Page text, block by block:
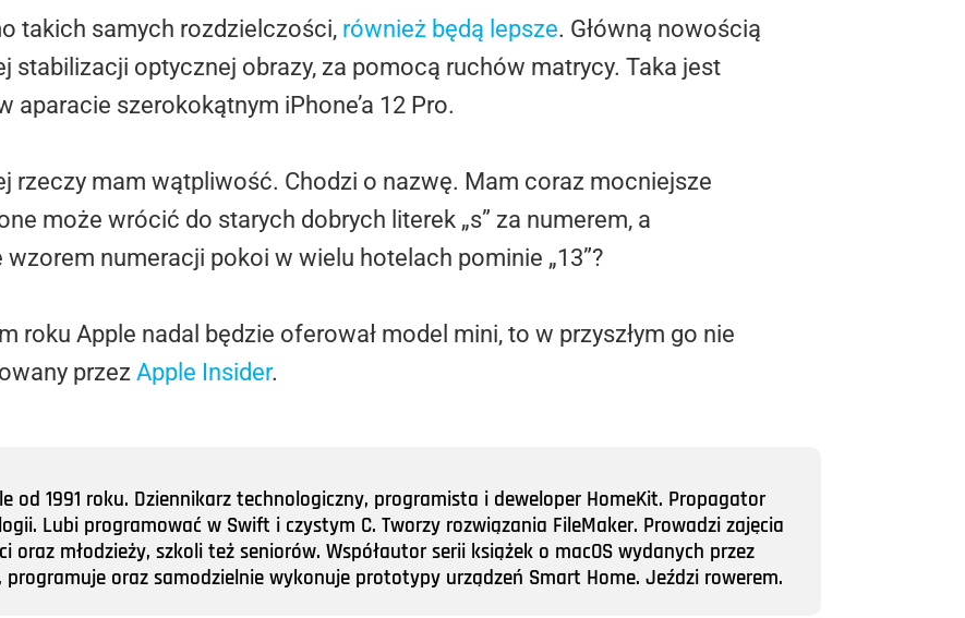
takich samych rozdzielczości, również będą lepsze. Główną nowością
stabilizacji optycznej obrazy, za pomocą ruchów matrycy. Taka jest
aparacie szerokokątnym iPhone’a 12 Pro.
rzeczy mam wątpliwość. Chodzi o nazwę. Mam coraz mocniejsze
może wrócić do starych dobrych literek „s” za numerem, a
wzorem numeracji pokoi w wielu hotelach pominie „13”?
roku Apple nadal będzie oferował model mini, to w przyszłym go nie
przezApple Insider.
od 1991 roku. Dziennikarz technologiczny, programista i deweloper HomeKit. Propagator
Lubi programować w Swift i czystym C. Tworzy rozwiązania FileMaker. Prowadzi zajęcia
oraz młodzieży, szkoli też seniorów. Współautor serii książek o macOS wydanych przez
programuje oraz samodzielnie wykonuje prototypy urządzeń Smart Home. Jeździ rowerem.